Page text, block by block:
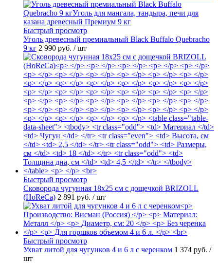
Быстрый просмотр
Уголь древесный премиальный Black Buffalo Quebracho
9 кг 2 990 руб. / шт
Быстрый просмотр
Сковорода чугунная 18х25 см с дощечкой BRIZOLL
(HoReCa) 2 891 руб. / шт
Быстрый просмотр
Ухват литой для чугунков 4 и 6 л с черенком 1 374 руб. /
шт